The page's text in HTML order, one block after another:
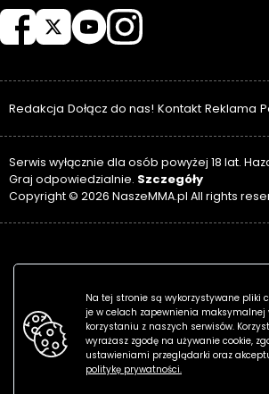
Redakcja Dołącz do nas! Kontakt Reklama
Serwis wyłącznie dla osób powyżej 18 lat.
Graj odpowiedzialnie. Szczegóły
Copyright © 2026 NaszeMMA.pl All rights
Na tej stronie są wykorzystywane pliki
je w celach zapewnienia maksymalnej
korzystaniu z naszych serwisów.
wyrażasz zgodę na używanie cookie,
ustawieniami przeglądarki oraz
politykę prywatności.